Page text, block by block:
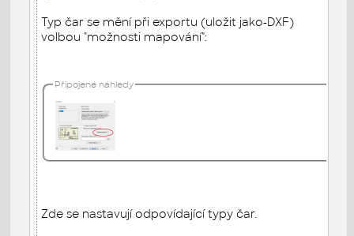
Typ čar se mění při exportu (uložit jako-DXF)
volbou "možnosti mapování":
Připojené náhledy
Zde se nastavují odpovídající typy čar.